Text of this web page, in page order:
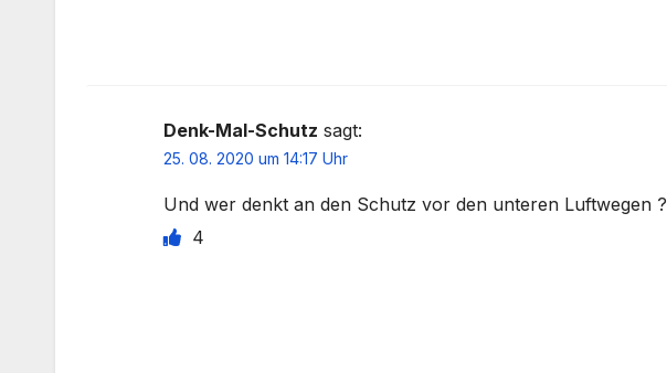
Denk-Mal-Schutz sagt:
25. 08. 2020 um 14:17 Uhr
Und wer denkt an den Schutz vor den unteren Luftwegen ?
4